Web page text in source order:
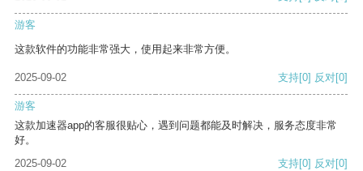
游客
这款软件的功能非常强大，使用起来非常方便。
2025-09-02 支持[0] 反对[0]
游客
这款加速器app的客服很贴心，遇到问题都能及时解决，服务态度非常
好。
2025-09-02
支持[0] 反对[0]